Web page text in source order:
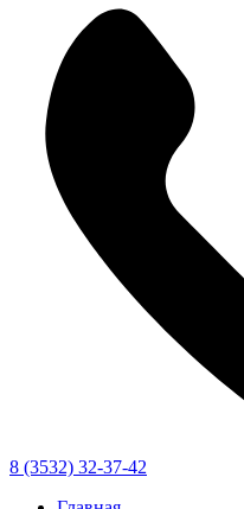
8 (3532) 32-37-42